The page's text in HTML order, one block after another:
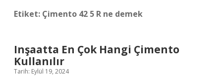
Etiket: Çimento 42 5 R ne demek
Inşaatta En Çok Hangi Çimento
Kullanılır
Tarih: Eylül 19, 2024